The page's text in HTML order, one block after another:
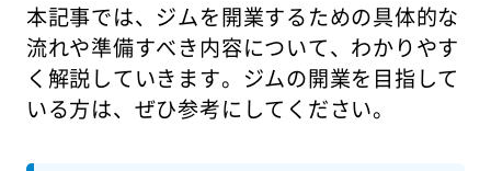
本記事では、ジムを開業するための具体的な
流れや準備すべき内容について、わかりやす
く解説していきます。ジムの開業を目指して
いる方は、ぜひ参考にしてください。